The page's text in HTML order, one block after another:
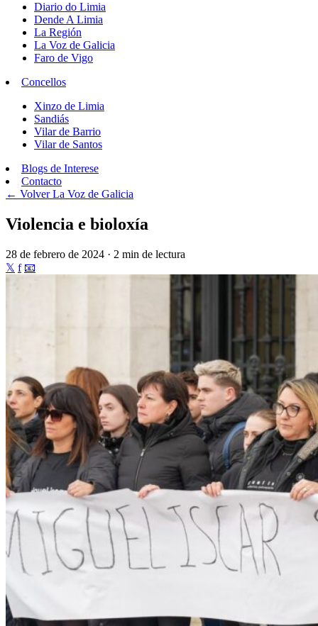
Diario do Limia
Dende A Limia
La Región
La Voz de Galicia
Faro de Vigo
Concellos
Xinzo de Limia
Sandiás
Vilar de Barrio
Vilar de Santos
Blogs de Interese
Contacto
← VolverLa Voz de Galicia
Violencia e bioloxía
28 de febrero de 2024 · 2 min de lectura
𝕏 f 📧